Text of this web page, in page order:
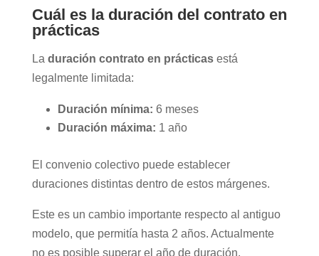
Cuál es la duración del contrato en
prácticas
La duración contrato en prácticasestá
legalmente limitada:
Duración mínima: 6 meses
Duración máxima: 1 año
El convenio colectivo puede establecer
duraciones distintas dentro de estos márgenes.
Este es un cambio importante respecto al antiguo
modelo, que permitía hasta 2 años. Actualmente
no es posible superar el año de duración.